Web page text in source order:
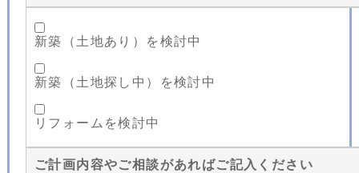
新築（土地あり）を検討中
新築（土地探し中）を検討中
リフォームを検討中
ご計画内容やご相談があればご記入ください